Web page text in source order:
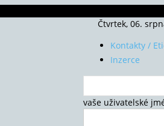
Čtvrtek, 06.
Kontakty /
Inzerce
vaše uživatelské